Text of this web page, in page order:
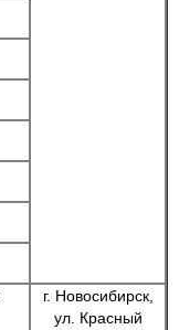
г. Новосибирск,
ул. Красный